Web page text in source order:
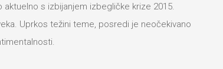
s izbijanjem izbegličke krize 2015.
Uprkos težini teme, posredi je neočekivano